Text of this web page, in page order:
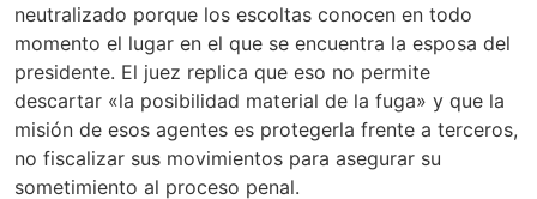
neutralizado porque los escoltas conocen en todo
momento el lugar en el que se encuentra la esposa del
presidente. El juez replica que eso no permite
descartar «la posibilidad material de la fuga» y que la
misión de esos agentes es protegerla frente a terceros,
no fiscalizar sus movimientos para asegurar su
sometimiento al proceso penal.